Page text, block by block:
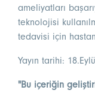
ameliyatları
teknolojisi
tedavisi için
Yayın tarihi:
"Bu içeriğin